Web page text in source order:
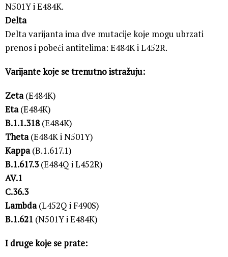
N501Y i E484K.
Delta
Delta varijanta ima dve mutacije koje mogu ubrzati
prenos i pobeći antitelima: E484K i L452R.
Varijante koje se trenutno istražuju:
Zeta(E484K)
Eta(E484K)
B.1.1.318(E484K)
Theta(E484K i N501Y)
Kappa(B.1.617.1)
B.1.617.3(E484Q i L452R)
AV.1
C.36.3
Lambda(L452Q i F490S)
B.1.621 (N501Y i E484K)
I druge koje se prate: